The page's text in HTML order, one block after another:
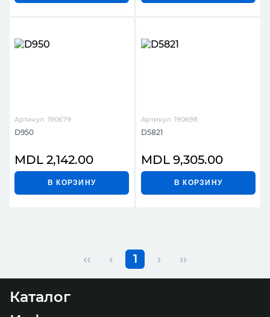
Артикул: 190679
D950
MDL 2,142.00
В КОРЗИНУ
Артикул: 190698
D5821
MDL 9,305.00
В КОРЗИНУ
‹‹ ‹ 1 › ››
Каталог